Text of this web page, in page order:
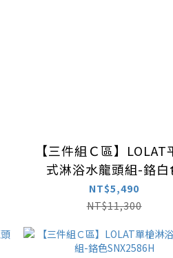
【三件組Ｃ區】LOLAT
式淋浴水龍頭組-鉻白
SNX2593H
NT$5,490
NT$11,300